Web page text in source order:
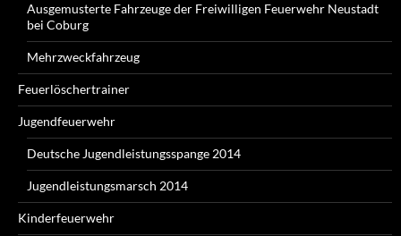
Ausgemusterte Fahrzeuge der Freiwilligen Feuerwehr Neustadt
bei Coburg
Mehrzweckfahrzeug
Feuerlöschertrainer
Jugendfeuerwehr
Deutsche Jugendleistungsspange 2014
Jugendleistungsmarsch 2014
Kinderfeuerwehr